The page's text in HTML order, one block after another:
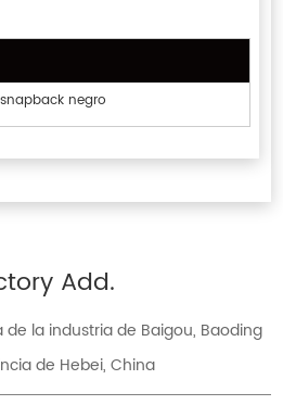
negro
Add.
de la industria de Baigou, Baoding
de Hebei, China